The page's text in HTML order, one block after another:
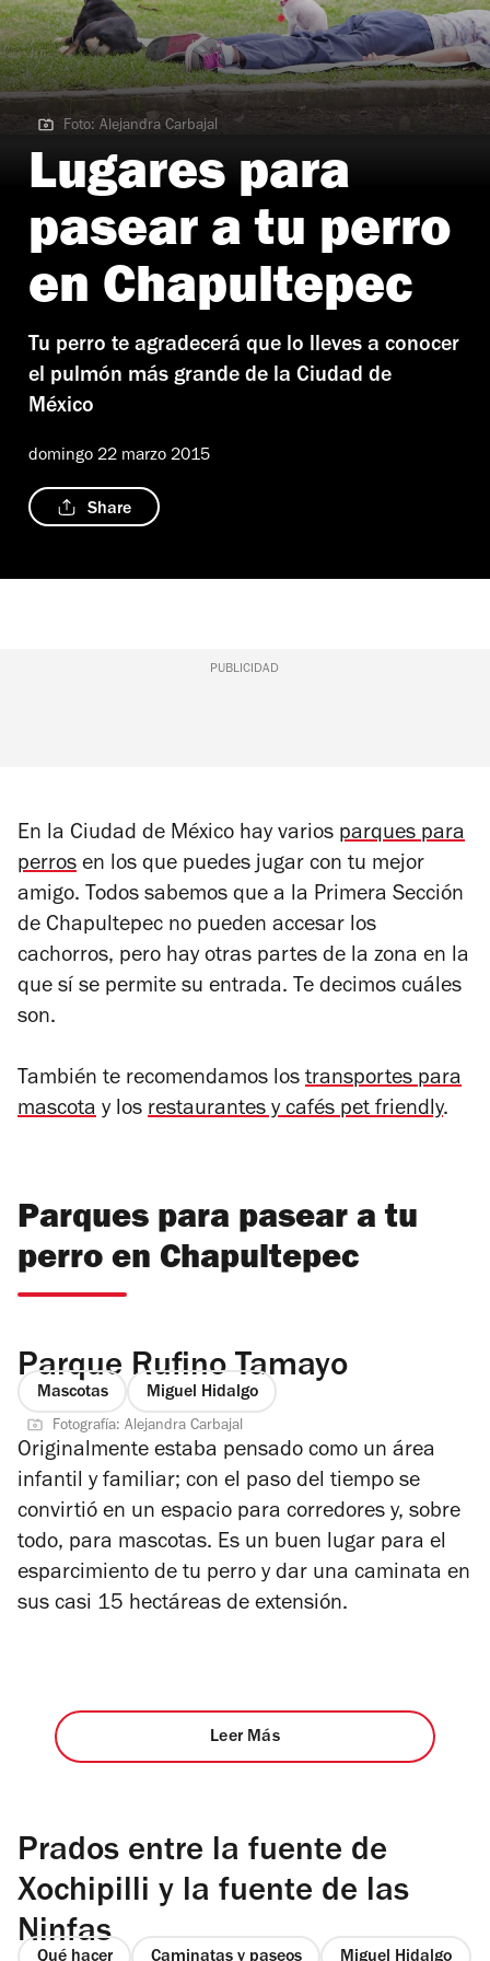
Foto: Alejandra Carbajal
Foto: Alejandra Carbajal
Lugares para
pasear a tu perro
en Chapultepec
Tu perro te agradecerá que lo lleves a conocer
el pulmón más grande de la Ciudad de
México
domingo 22 marzo 2015
Share
PUBLICIDAD
En la Ciudad de México hay varios parques para
perros en los que puedes jugar con tu mejor
amigo. Todos sabemos que a la Primera Sección
de Chapultepec no pueden accesar los
cachorros, pero hay otras partes de la zona en la
que sí se permite su entrada. Te decimos cuáles
son.
También te recomendamos los transportes para
mascota y los restaurantes y cafés pet friendly.
Parques para pasear a tu
perro en Chapultepec
Parque Rufino Tamayo
Mascotas Miguel Hidalgo
Fotografía: Alejandra Carbajal
Originalmente estaba pensado como un área
infantil y familiar; con el paso del tiempo se
convirtió en un espacio para corredores y, sobre
todo, para mascotas. Es un buen lugar para el
esparcimiento de tu perro y dar una caminata en
sus casi 15 hectáreas de extensión.
Leer Más
Prados entre la fuente de
Xochipilli y la fuente de las
Ninfas